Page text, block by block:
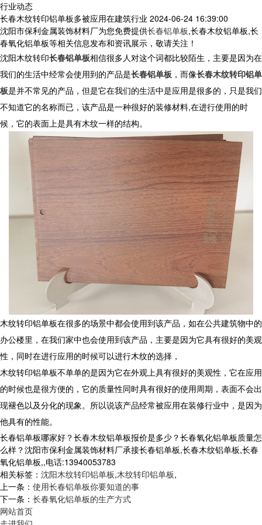
行业动态
长春木纹转印铝单板多被应用在建筑行业 2024-06-24 16:39:00
沈阳市保利金属装饰材料厂为您免费提供长春铝单板,长春木纹铝单板,长
春氧化铝单板等相关信息发布和资讯展示，敬请关注！
沈阳木纹转印长春铝单板相信很多人对这个词都比较陌生，主要是因为在
我们的生活中经常会使用到的产品是长春铝单板 ，而像长春木纹转印铝单
板是并不常见的产品，但是它在我们的生活中是应用是很多的，只是我们
不知道它的名称而已，该产品是一种很好的装修材料,在进行使用的时
候，它的表面上是具有木纹一样的结构。
木纹转印铝单板在很多的场景中都会使用到该产品，如在公共建筑物中的
办公楼里，在我们家中也会使用到该产品，主要是因为它具有很好的美观
性，同时在进行应用的时候可以进行木纹的选择，
木纹转印铝单板不单单的是因为它在外观上具有很好的美观性，它在应用
的时候也是很方便的，它的质量性同时具有很好的使用周期，表面不会出
现褪色以及分化的现象。所以说该产品经常被应用在装修行业中，是因为
他具有的性能。
长春铝单板哪家好？长春木纹铝单板报价是多少？长春氧化铝单板质量怎
么样？沈阳市保利金属装饰材料厂承接长春铝单板,长春木纹铝单板,长春
氧化铝单板,,电话:13940053783
相关标签： 沈阳木纹转印铝单板,木纹转印铝单板,
上一条： 使用长春铝单板你要知道的事
下一条： 长春氧化铝单板的生产方式
网站首页